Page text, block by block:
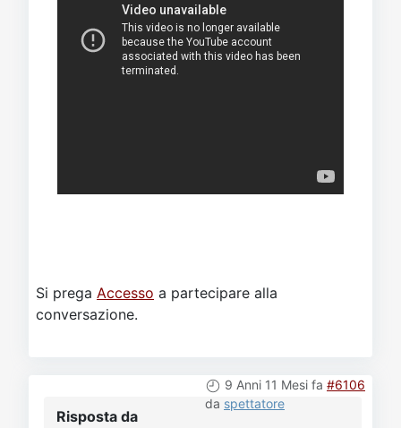
Si prega Accesso a partecipare alla
conversazione.
9 Anni 11 Mesi fa #6106
da spettatore
Risposta da